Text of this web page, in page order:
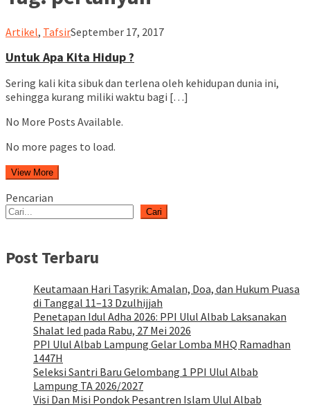
Artikel, Tafsirululalbablampung
September 17, 2017
Untuk Apa Kita Hidup ?
Sering kali kita sibuk dan terlena oleh kehidupan dunia ini,
sehingga kurang miliki waktu bagi […]
No More Posts Available.
No more pages to load.
View More
Pencarian
Cari
Post Terbaru
Keutamaan Hari Tasyrik: Amalan, Doa, dan Hukum Puasa
di Tanggal 11–13 Dzulhijjah
Penetapan Idul Adha 2026: PPI Ulul Albab Laksanakan
Shalat Ied pada Rabu, 27 Mei 2026
PPI Ulul Albab Lampung Gelar Lomba MHQ Ramadhan
1447H
Seleksi Santri Baru Gelombang 1 PPI Ulul Albab
Lampung TA 2026/2027
Visi Dan Misi Pondok Pesantren Islam Ulul Albab